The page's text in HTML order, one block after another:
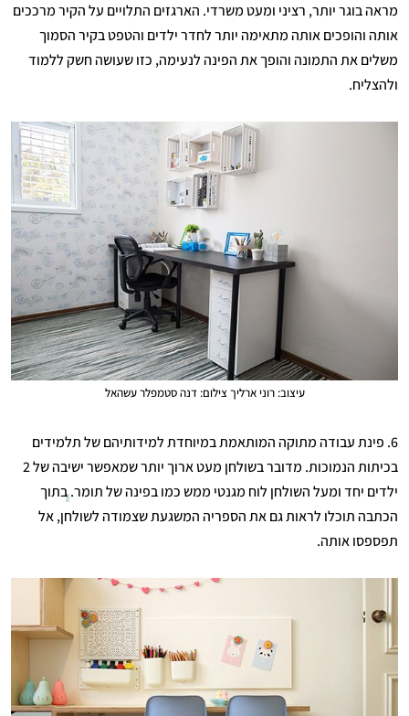
מראה בוגר יותר, רציני ומעט משרדי. הארגזים התלויים על הקיר מרככים
אותה והופכים אותה מתאימה יותר לחדר ילדים והטפט בקיר הסמוך
משלים את התמונה והופך את הפינה לנעימה, כזו שעושה חשק ללמוד
ולהצליח.
עיצוב: רוני ארליך צילום: דנה סטמפלר עשהאל
6. פינת עבודה מתוקה המותאמת במיוחדת למידותיהם של תלמידים
בכיתות הנמוכות. מדובר בשולחן מעט ארוך יותר שמאפשר ישיבה של 2
ילדים יחד ומעל השולחן לוח מגנטי ממש כמו בפינה של תומר.בתוך
הכתבהתוכלו לראות גם את הספריה המשגעת שצמודה לשולחן, אל
תפספסו אותה.